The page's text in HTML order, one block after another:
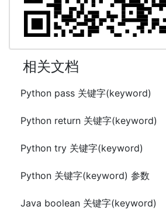
相关文档
Python pass 关键字(keyword)
Python return 关键字(keyword)
Python try 关键字(keyword)
Python 关键字(keyword) 参数
Java boolean 关键字(keyword)